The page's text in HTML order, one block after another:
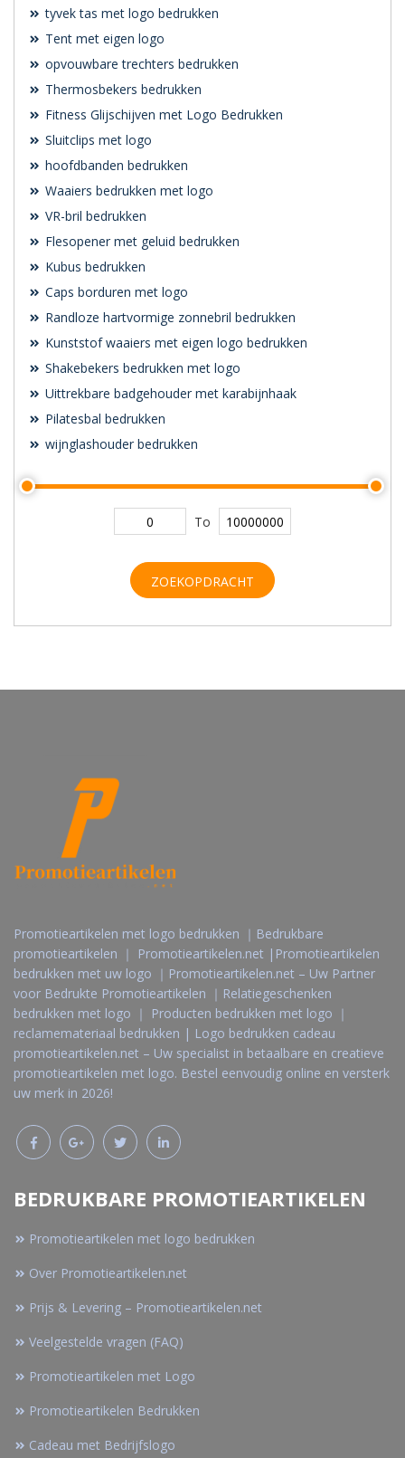
tyvek tas met logo bedrukken
Tent met eigen logo
opvouwbare trechters bedrukken
Thermosbekers bedrukken
Fitness Glijschijven met Logo Bedrukken
Sluitclips met logo
hoofdbanden bedrukken
Waaiers bedrukken met logo
VR-bril bedrukken
Flesopener met geluid bedrukken
Kubus bedrukken
Caps borduren met logo
Randloze hartvormige zonnebril bedrukken
Kunststof waaiers met eigen logo bedrukken
Shakebekers bedrukken met logo
Uittrekbare badgehouder met karabijnhaak
Pilatesbal bedrukken
wijnglashouder bedrukken
To
ZOEKOPDRACHT
Promotieartikelen met logo bedrukken ｜Bedrukbare
promotieartikelen ｜ Promotieartikelen.net |Promotieartikelen
bedrukken met uw logo ｜Promotieartikelen.net – Uw Partner
voor Bedrukte Promotieartikelen ｜Relatiegeschenken
bedrukken met logo ｜ Producten bedrukken met logo ｜
reclamemateriaal bedrukken | Logo bedrukken cadeau
promotieartikelen.net – Uw specialist in betaalbare en creatieve
promotieartikelen met logo. Bestel eenvoudig online en versterk
uw merk in 2026!
BEDRUKBARE PROMOTIEARTIKELEN
Promotieartikelen met logo bedrukken
Over Promotieartikelen.net
Prijs & Levering – Promotieartikelen.net
Veelgestelde vragen (FAQ)
Promotieartikelen met Logo
Promotieartikelen Bedrukken
Cadeau met Bedrijfslogo